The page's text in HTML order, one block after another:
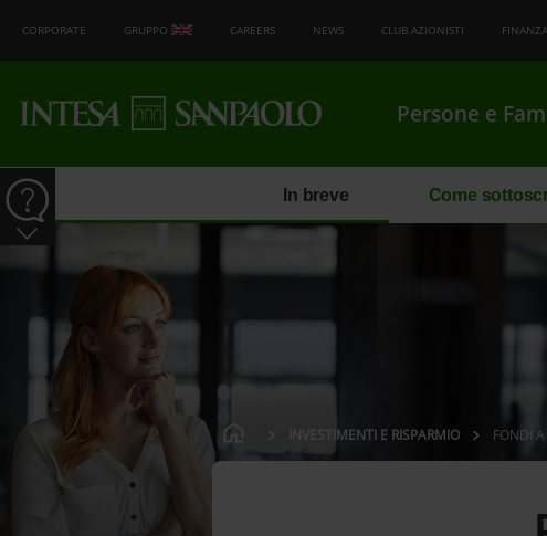
CORPORATE GRUPPO CAREERS NEWS CLUB AZIONISTI
Persone e
In breve Come
INVESTIMENTI E RISPARMIO FONDI